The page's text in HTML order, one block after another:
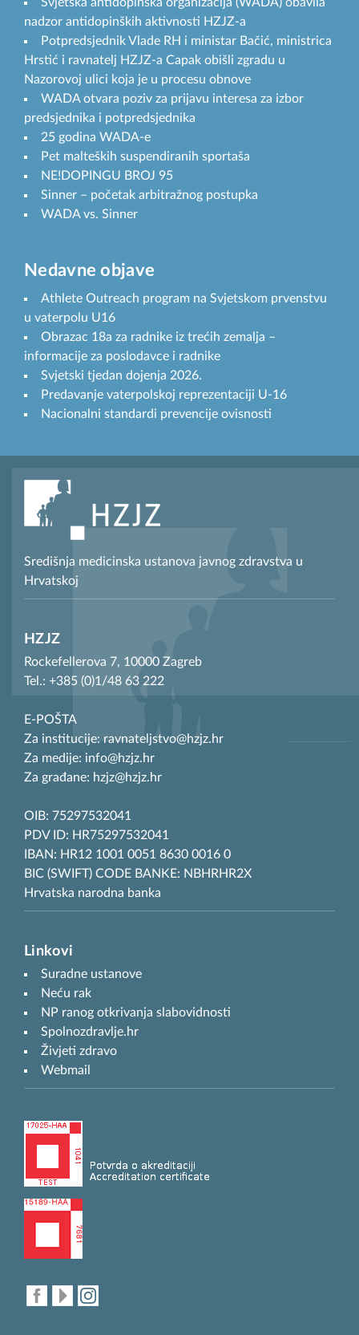
Svjetska antidopinška organizacija (WADA) obavila
nadzor antidopinških aktivnosti HZJZ-a
Potpredsjednik Vlade RH i ministar Bačić, ministrica
Hrstić i ravnatelj HZJZ-a Capak obišli zgradu u
Nazorovoj ulici koja je u procesu obnove
WADA otvara poziv za prijavu interesa za izbor
predsjednika i potpredsjednika
25 godina WADA-e
Pet malteških suspendiranih sportaša
NE!DOPINGU BROJ 95
Sinner – početak arbitražnog postupka
WADA vs. Sinner
Nedavne objave
Athlete Outreach program na Svjetskom prvenstvu
u vaterpolu U16
Obrazac 18a za radnike iz trećih zemalja –
informacije za poslodavce i radnike
Svjetski tjedan dojenja 2026.
Predavanje vaterpolskoj reprezentaciji U-16
Nacionalni standardi prevencije ovisnosti
Središnja medicinska ustanova javnog zdravstva u
Hrvatskoj
HZJZ
Rockefellerova 7, 10000 Zagreb
Tel.: +385 (0)1/48 63 222
E-POŠTA
Za institucije: ravnateljstvo@hzjz.hr
Za medije: info@hzjz.hr
Za građane: hzjz@hzjz.hr
OIB: 75297532041
PDV ID: HR75297532041
IBAN: HR12 1001 0051 8630 0016 0
BIC (SWIFT) CODE BANKE: NBHRHR2X
Hrvatska narodna banka
Linkovi
Suradne ustanove
Neću rak
NP ranog otkrivanja slabovidnosti
Spolnozdravlje.hr
Živjeti zdravo
Webmail